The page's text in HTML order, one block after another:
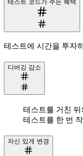
테스트 코드가 주는 혜택
테스트에 시간을 투자
디버깅 감소
테스트를 거친
테스트를 한 번
자신 있게 변경